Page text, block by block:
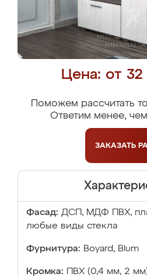
Цена: от
Поможем рассчитать
Ответим менее,
ЗАКАЗАТЬ
Фасад: ДСП, МДФ ПВХ,
любые виды стекла
Фурнитура: Boyard, Blum
Кромка: ПВХ (0,4 мм, 2